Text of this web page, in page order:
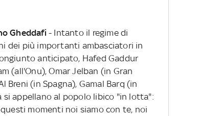
Gheddafi - Intanto il regime di
dei più importanti ambasciatori in
anticipato, Hafed Gaddur
(all'Onu), Omar Jelban (in Gran
Breni (in Spagna), Gamal Barq (in
si appellano al popolo libico "in lotta":
momenti noi siamo con te, noi